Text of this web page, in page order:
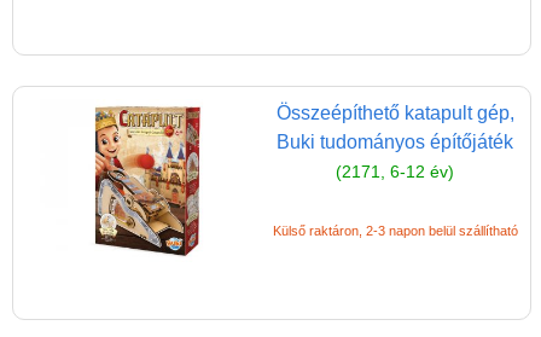
Összeépíthető katapult gép,
Buki tudományos építőjáték
(2171, 6-12 év)
Külső raktáron, 2-3 napon belül szállítható
Könyv
Licenszes TOP
gyerekajándékok
Logikai játékok